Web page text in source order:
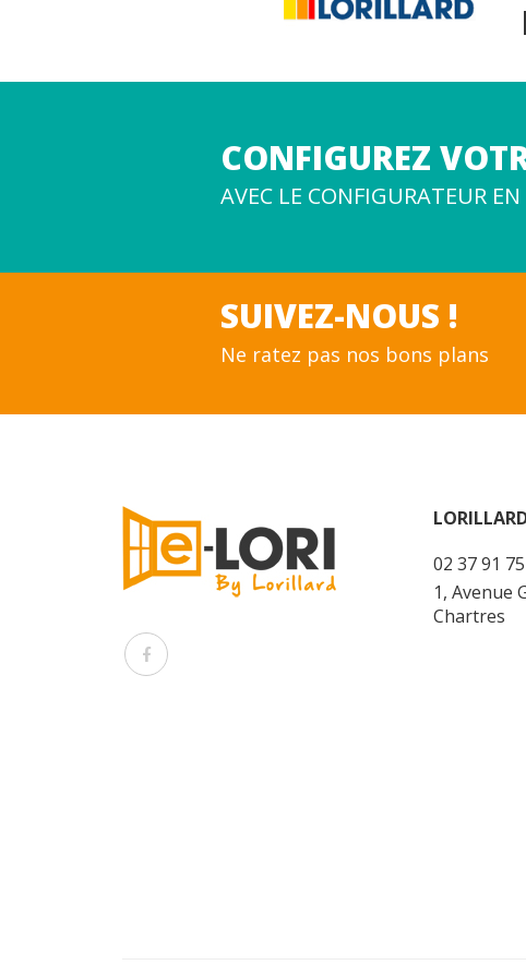
CONFIGUREZ
AVEC LE CONFIGURATEUR
SUIVEZ-NOUS !
Ne ratez pas nos bons plans
02 37 91
1, Avenue
Chartres